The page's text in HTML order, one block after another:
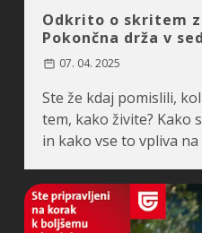
Odkrito o skritem z
Pokončna drža v
07. 04. 2025
Ste že kdaj pomislili,
tem, kako živite? Kako
in kako vse to vpliva